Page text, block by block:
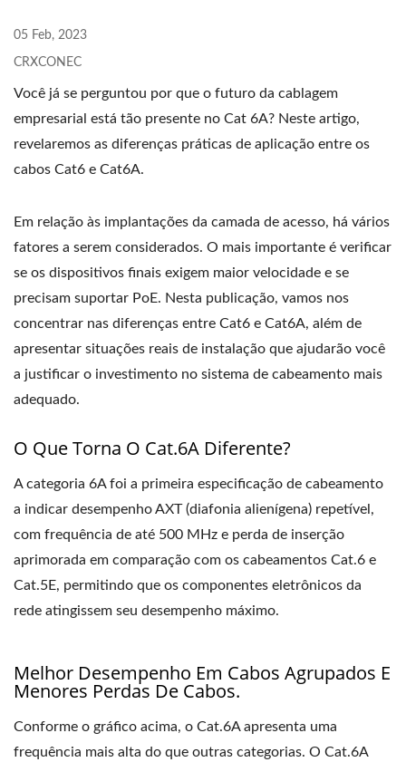
05 Feb, 2023
CRXCONEC
Você já se perguntou por que o futuro da cablagem
empresarial está tão presente no Cat 6A? Neste artigo,
revelaremos as diferenças práticas de aplicação entre os
cabos Cat6 e Cat6A.
Em relação às implantações da camada de acesso, há vários
fatores a serem considerados. O mais importante é verificar
se os dispositivos finais exigem maior velocidade e se
precisam suportar PoE. Nesta publicação, vamos nos
concentrar nas diferenças entre Cat6 e Cat6A, além de
apresentar situações reais de instalação que ajudarão você
a justificar o investimento no sistema de cabeamento mais
adequado.
O Que Torna O Cat.6A Diferente?
A categoria 6A foi a primeira especificação de cabeamento
a indicar desempenho AXT (diafonia alienígena) repetível,
com frequência de até 500 MHz e perda de inserção
aprimorada em comparação com os cabeamentos Cat.6 e
Cat.5E, permitindo que os componentes eletrônicos da
rede atingissem seu desempenho máximo.
Melhor Desempenho Em Cabos Agrupados E
Menores Perdas De Cabos.
Conforme o gráfico acima, o Cat.6A apresenta uma
frequência mais alta do que outras categorias. O Cat.6A